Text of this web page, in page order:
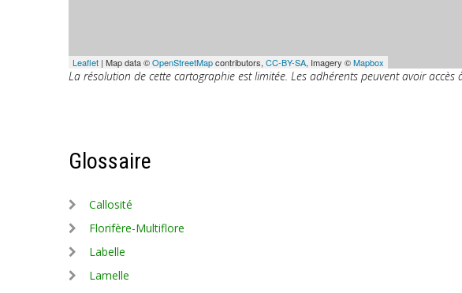
Leaflet | Map data ©OpenStreetMapcontributors, CC-BY-SA, Imagery ©Mapbox
La résolution de cette cartographie est limitée. Les adhérents peuvent avoir
Glossaire
Callosité
Florifère-Multiflore
Labelle
Lamelle